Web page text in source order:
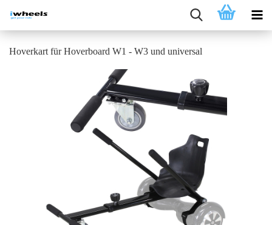
Hoverkart für Hoverboard W1 - W3 und universal